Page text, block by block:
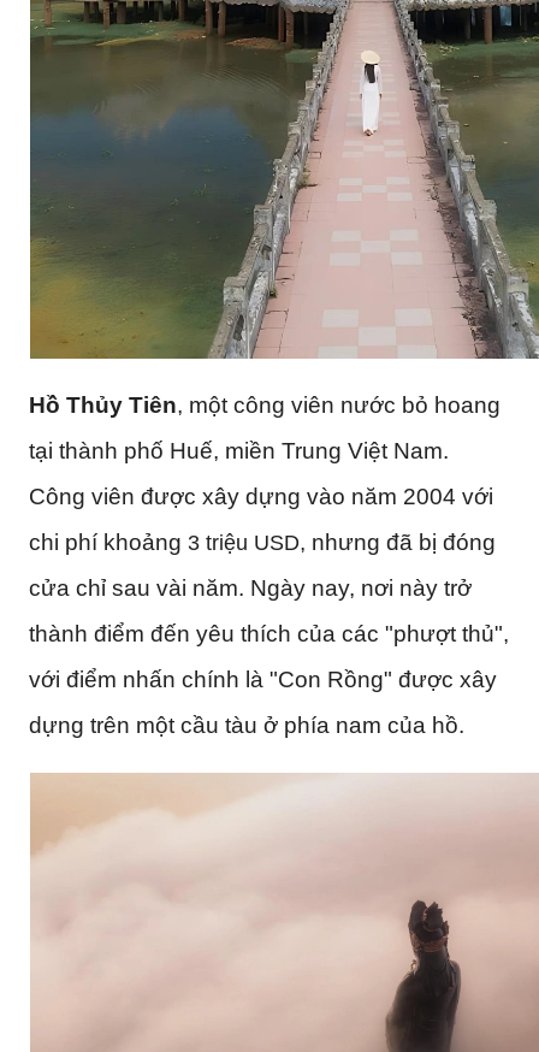
Hồ Thủy Tiên, một công viên nước bỏ hoang
tại thành phố Huế, miền Trung Việt Nam.
Công viên được xây dựng vào năm 2004 với
chi phí khoảng 3 triệu USD, nhưng đã bị đóng
cửa chỉ sau vài năm. Ngày nay, nơi này trở
thành điểm đến yêu thích của các "phượt thủ",
với điểm nhấn chính là "Con Rồng" được xây
dựng trên một cầu tàu ở phía nam của hồ.